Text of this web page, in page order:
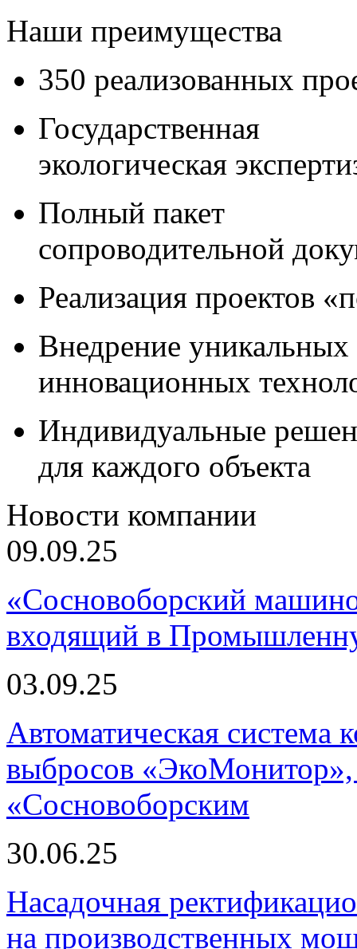
Наши преимущества
350 реализованных
Государственная
экологическая
Полный пакет
сопроводительной
Реализация проектов
Внедрение уникальных
инновационных
Индивидуальные
для каждого объекта
Новости компании
09.09.25
«Сосновоборский
входящий в
03.09.25
Автоматическая
выбросов «ЭкоМонитор»,
«Сосновоборским
30.06.25
Насадочная
на производственных